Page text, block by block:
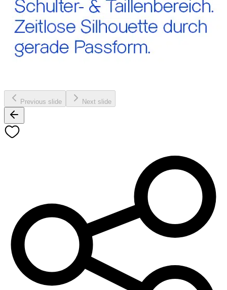
Previous slide Next slide